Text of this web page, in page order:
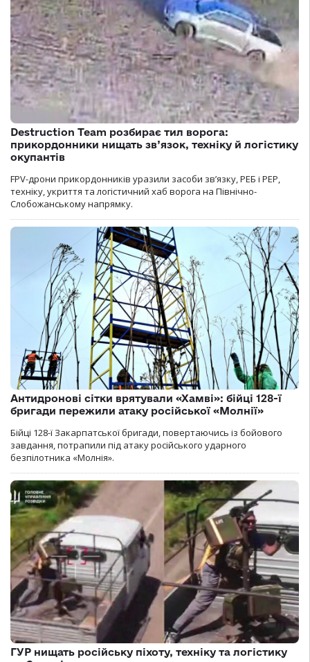
Destruction Team розбирає тил ворога:
прикордонники нищать зв’язок, техніку й логістику
окупантів
FPV-дрони прикордонників уразили засоби зв’язку, РЕБ і РЕР,
техніку, укриття та логістичний хаб ворога на Північно-
Слобожанському напрямку.
Антидронові сітки врятували «Хамві»: бійці 128-ї
бригади пережили атаку російської «Молнії»
Бійці 128-ї Закарпатської бригади, повертаючись із бойового
завдання, потрапили під атаку російського ударного
безпілотника «Молнія».
ГУР нищать російську піхоту, техніку та логістику